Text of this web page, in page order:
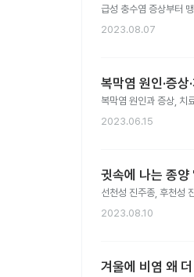
급성 충수염 증상부터
2023.08.07
복막염 원인·증
복막염 원인과 증상, 치
2023.06.15
귓속에 나는 종
선천성 진주종, 후천성
2023.08.10
겨울에 비염 왜